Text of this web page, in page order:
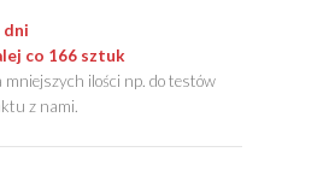
dni
co 166 sztuk
ilości np. do testów
z nami.